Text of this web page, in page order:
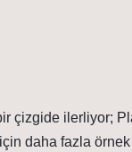
çizgide ilerliyor;
daha fazla örnek